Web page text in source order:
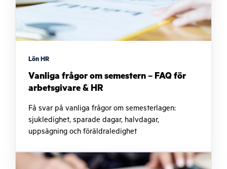
Lön HR
Vanliga frågor om semestern – FAQ för
arbetsgivare & HR
Få svar på vanliga frågor om semesterlagen:
sjukledighet, sparade dagar, halvdagar,
uppsägning och föräldraledighet